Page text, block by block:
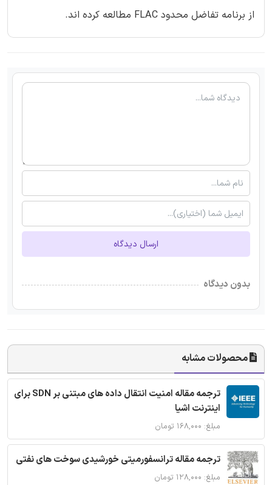
از برنامه تفاضل محدود FLAC مطالعه کرده اند.
ارسال دیدگاه
بدون دیدگاه
محصولات مشابه
ترجمه مقاله امنیت انتقال داده های مبتنی بر SDN برای
اینترنت اشیا
مبلغ: ۱۶۸,۰۰۰ تومان
ترجمه مقاله ترانسفورمیتی خورشیدی سوخت های نفتی
مبلغ: ۱۲۸,۰۰۰ تومان